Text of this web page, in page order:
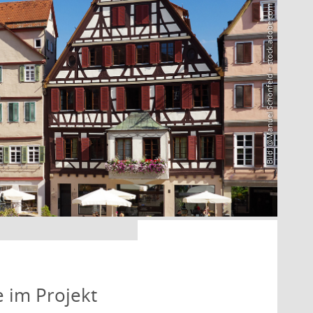
Bild: @Manuel Schönfeld – stock.adobe.com
im Projekt